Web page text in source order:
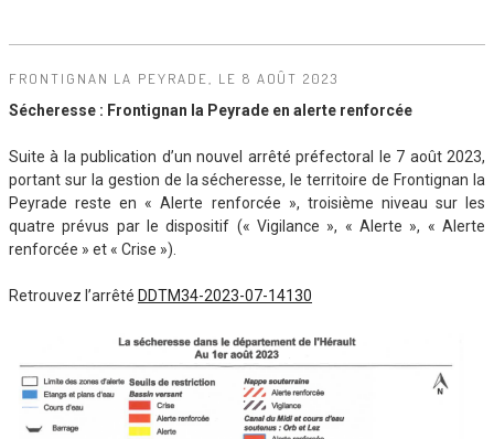
FRONTIGNAN LA PEYRADE, LE 8 AOÛT 2023
Sécheresse : Frontignan la Peyrade en alerte renforcée
Suite à la publication d’un nouvel arrêté préfectoral le 7 août 2023,
portant sur la gestion de la sécheresse, le territoire de Frontignan la
Peyrade reste en « Alerte renforcée », troisième niveau sur les
quatre prévus par le dispositif (« Vigilance », « Alerte », « Alerte
renforcée » et « Crise »).
Retrouvez l’arrêté DDTM34-2023-07-14130